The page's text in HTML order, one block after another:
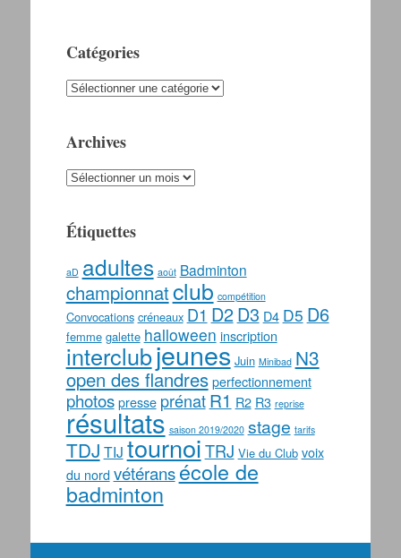
Catégories
Catégories
Archives
Archives
Étiquettes
aD adultes août Badminton
championnatclub compétition
Convocations créneaux D1 D2 D3 D4 D5 D6
femme galette halloween inscription
interclubjeunes Juin Minibad N3
open des flandres perfectionnement
photos presse prénat R1 R2 R3 reprise
résultats saison 2019/2020 stage tarifs
TDJ TIJ tournoiTRJ Vie du Club voix
du nord vétéransécole de
badminton